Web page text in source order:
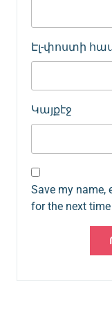
Էլ-փոստի
Կայքէջ
Save my name,
for the next